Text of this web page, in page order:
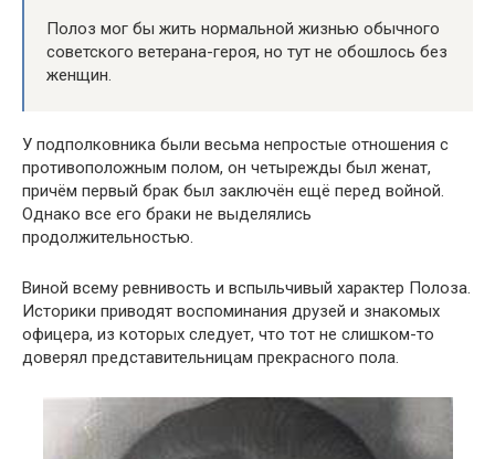
Полоз мог бы жить нормальной жизнью обычного
советского ветерана-героя, но тут не обошлось без
женщин.
У подполковника были весьма непростые отношения с
противоположным полом, он четырежды был женат,
причём первый брак был заключён ещё перед войной.
Однако все его браки не выделялись
продолжительностью.
Виной всему ревнивость и вспыльчивый характер Полоза.
Историки приводят воспоминания друзей и знакомых
офицера, из которых следует, что тот не слишком-то
доверял представительницам прекрасного пола.